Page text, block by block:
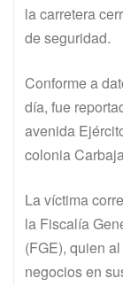
la carretera
de seguridad.
Conforme a
día, fue
avenida
colonia
La víctima
la Fiscalía
(FGE), quien
negocios en